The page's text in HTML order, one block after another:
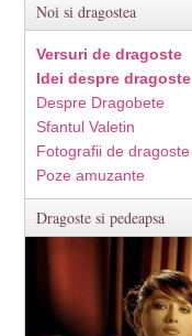
Noi si dragostea
Versuri de dragoste
Idei despre dragoste
Despre Dragobete
Sfantul Valetin
Fotografii de dragoste
Poze amuzante
Dragoste si pedeapsa